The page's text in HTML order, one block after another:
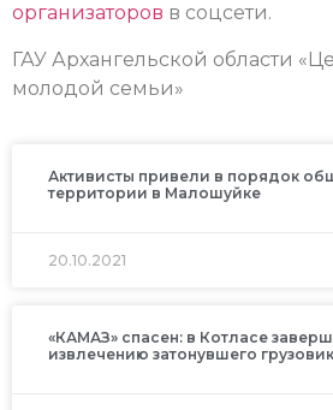
организаторов в соцсети.
ГАУ Архангельской области
молодой семьи»
Активисты привели в порядок
территории в Малошуйке
20.10.2021
«КАМАЗ» спасен: в Котласе
извлечению затонувшего